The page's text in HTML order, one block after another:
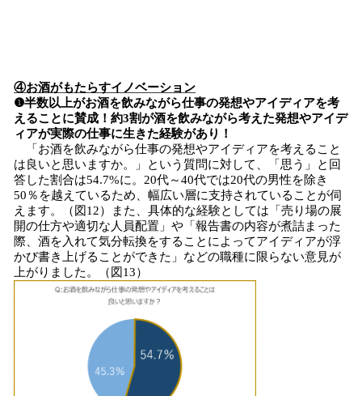
④お酒がもたらすイノベーション
❶半数以上がお酒を飲みながら仕事の発想やアイディアを考
えることに賛成！約3割が酒を飲みながら考えた発想やアイデ
ィアが実際の仕事に生きた経験があり！
「お酒を飲みながら仕事の発想やアイディアを考えること
は良いと思いますか。」という質問に対して、「思う」と回
答した割合は54.7%に。20代～40代では20代の男性を除き
50％を越えているため、幅広い層に支持されていることが伺
えます。（図12）また、具体的な経験としては「売り場の展
開の仕方や適切な人員配置」や「報告書の内容が煮詰まった
際、酒を入れて気分転換をすることによってアイディアが浮
かび書き上げることができた」などの職種に限らない意見が
上がりました。（図13）